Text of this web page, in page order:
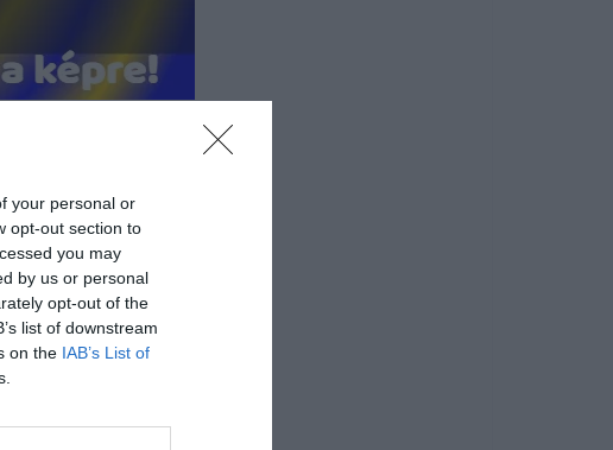
your personal or
opt-out section to
you may
by us or personal
opt-out of the
list of downstream
on the IAB’s List of